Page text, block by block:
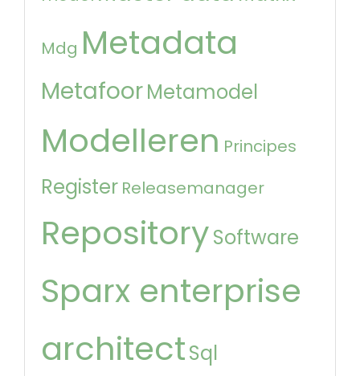
Mdg Metadata
MetafoorMetamodel
Modelleren Principes
Register Releasemanager
RepositorySoftware
Sparx enterprise
architectSql